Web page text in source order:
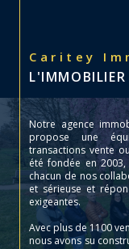
Caritey
L'IMMOBILIER
Notre agence
propose une
transactions vente
été fondée en
chacun de nos
et sérieuse et
exigeantes.
Avec plus de 1100
nous avons su